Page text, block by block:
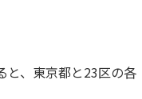
と、東京都と23区の各